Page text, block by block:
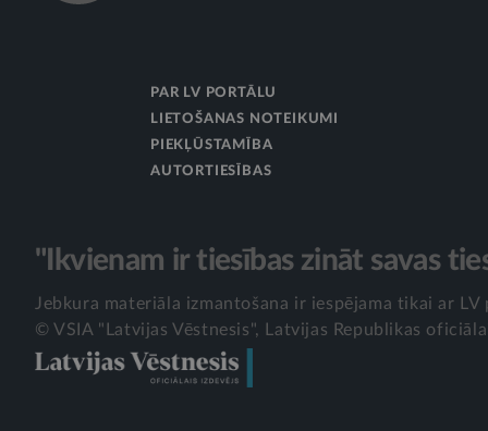
PAR LV PORTĀLU
LIETOŠANAS NOTEIKUMI
PIEKĻŪSTAMĪBA
AUTORTIESĪBAS
"Ikvienam ir tiesības zināt savas
Jebkura materiāla izmantošana ir iespējama tikai ar
© VSIA "Latvijas Vēstnesis", Latvijas Republikas